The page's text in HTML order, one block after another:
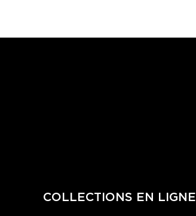
COLLECTIONS EN LIGNE